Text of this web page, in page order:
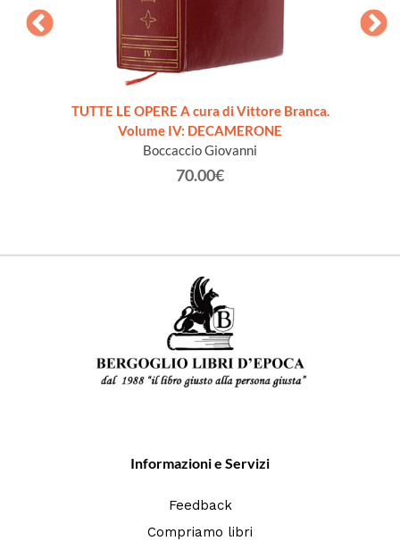
TUTTE LE OPERE A cura di Vittore Branca.
Volume IV: DECAMERONE
Boccaccio Giovanni
70.00€
Informazioni e Servizi
Feedback
Compriamo libri